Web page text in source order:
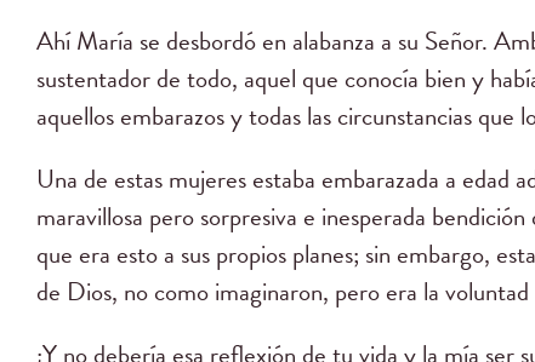
Ahí María se desbordó en alabanza a su Señor.
sustentador de todo, aquel que conocía bien y
aquellos embarazos y todas las circunstancias que
Una de estas mujeres estaba embarazada a edad
maravillosa pero sorpresiva e inesperada
que era esto a sus propios planes; sin embargo,
de Dios, no como imaginaron, pero era la
¿Y no debería esa reflexión de tu vida y la mía